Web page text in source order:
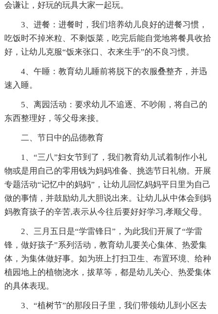
会谦让，好玩的玩具大家一起玩。
3、进餐：进餐时，我们培养幼儿良好的进餐习惯，
吃饭时不掉米粒、不剩饭菜，吃完后能自觉地将餐具收拾
好，让幼儿克服“饭来张口、衣来生手”的不良习惯。
4、午睡：教育幼儿睡前将脱下的衣服叠整齐，并迅
速入睡。
5、离园活动：要求幼儿不追逐、不吵闹，将自己的
东西整理好，等父母来接。
二、节日中的品德教育
1、“三八”妇女节到了，我们教育幼儿试着制作小礼
物或是用自己的零用钱为妈妈准备、挑选节日礼物。开展
专题活动“记忆中的妈妈”，让幼儿回忆妈妈平日里为自己
做的事情，并鼓励幼儿大胆说出来。让幼儿从中体会到妈
妈教育孩子的辛苦,表示从今往后要好好学习,孝顺父母。
2、三月五日是“学雷锋日”，为此我们开展了“学雷
锋，做好孩子”系列活动，教育幼儿要关心集体、热爱集
体，为集体做好事。如为班上打扫卫生、布置环境、给种
植园地上的植物浇水，拔草等，都是幼儿关心、热爱集体
的具体表现。
3、“植树节”的那段日子里，我们带领幼儿到小区去